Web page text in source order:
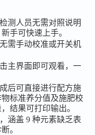
测人员无需对照说明
手可快速上手。
需手动校准或开关机
主界面即可观看，一
后可直接进行配方施
标准养分值及施肥校
结果可打印输出。
涵盖 9 种元素缺乏表
。